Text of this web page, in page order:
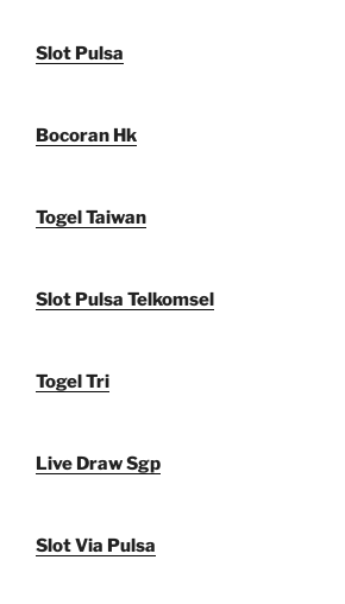
Slot Pulsa
Bocoran Hk
Togel Taiwan
Slot Pulsa Telkomsel
Togel Tri
Live Draw Sgp
Slot Via Pulsa